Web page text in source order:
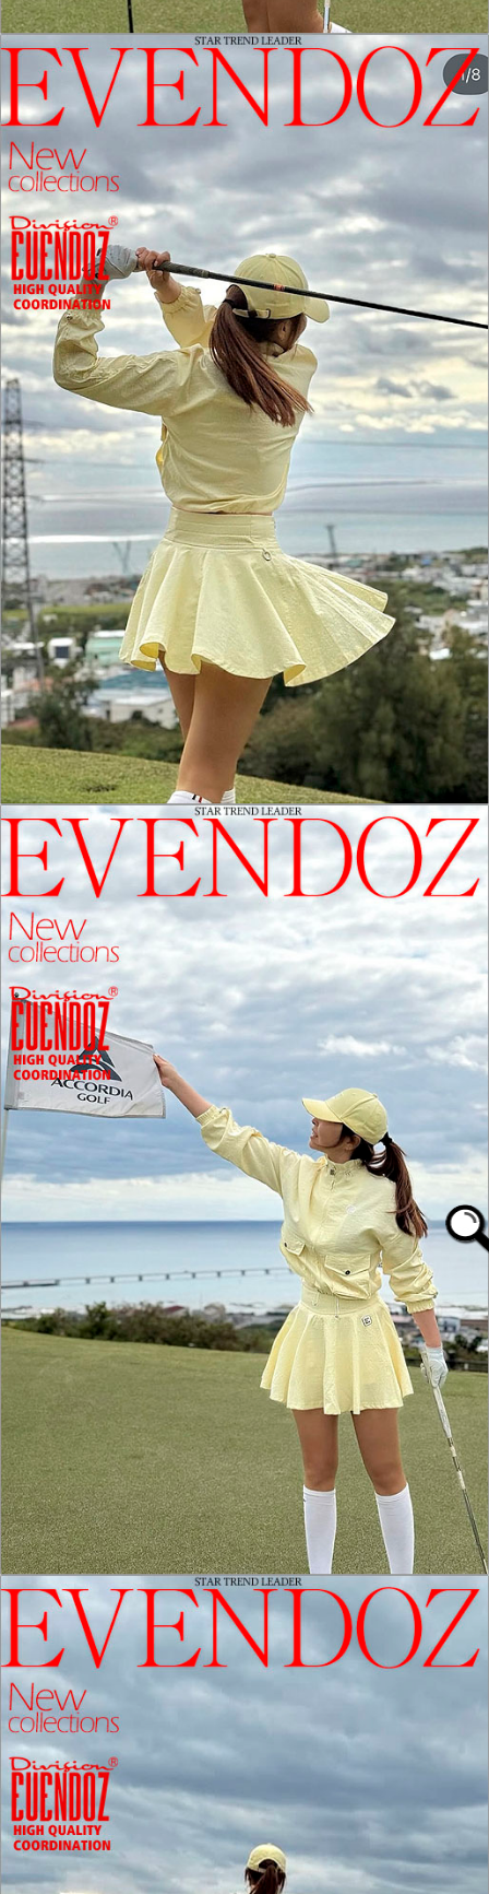
홈으로가기
이전페이지
관련상품..
상품문의하기
전체상품후기
신상품보기
회원가입